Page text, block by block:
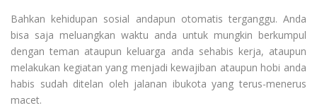
Bahkan kehidupan sosial andapun otomatis terganggu. Anda
bisa saja meluangkan waktu anda untuk mungkin berkumpul
dengan teman ataupun keluarga anda sehabis kerja, ataupun
melakukan kegiatan yang menjadi kewajiban ataupun hobi anda
habis sudah ditelan oleh jalanan ibukota yang terus-menerus
macet.